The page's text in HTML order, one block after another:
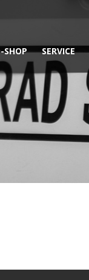
SHOP SERVICE